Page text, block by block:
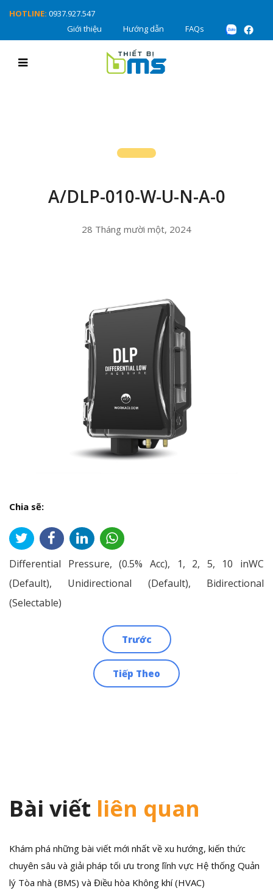
HOTLINE: 0937.927.547
Giới thiệu
Hướng dẫn FAQs
A/DLP-010-W-U-N-A-0
28 Tháng mười một, 2024
Chia sẽ:
Differential Pressure, (0.5% Acc), 1, 2, 5, 10 inWC
(Default), Unidirectional (Default), Bidirectional
(Selectable)
Trước
Tiếp Theo
Bài viết liên quan
Khám phá những bài viết mới nhất về xu hướng, kiến thức
chuyên sâu và giải pháp tối ưu trong lĩnh vực Hệ thống Quản
lý Tòa nhà (BMS) và Điều hòa Không khí (HVAC)